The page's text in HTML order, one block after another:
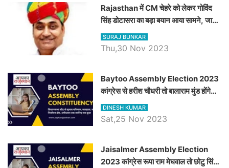
Rajasthan में CM चेहरे को लेकर गोविंद
सिंह डोटासरा का बड़ा बयान आया सामने, जानें
विचार
SURAJ BUNKAR
Thu,30 Nov 2023
Baytoo Assembly Election 2023
कांग्रेस से हरीश चौधरी तो बालाराम मुंड होंगे
भाजपा उम्मीदवार, जानिये बायतू विधानसभा
सीट के ताजा समीकरण
DINESH KUMAR
Sat,25 Nov 2023
​​​​​​​Jaisalmer Assembly Election
2023 कांग्रेस रूपा राम मेघवाल तो छोटु सिंह